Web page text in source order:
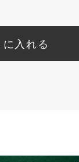
入れる